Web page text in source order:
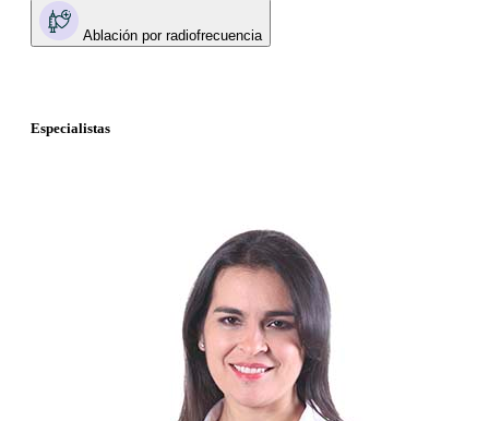
Ablación por radiofrecuencia
Especialistas